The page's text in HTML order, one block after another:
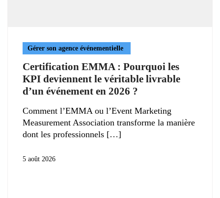
Gérer son agence événementielle
Certification EMMA : Pourquoi les
KPI deviennent le véritable livrable
d’un événement en 2026 ?
Comment l’EMMA ou l’Event Marketing
Measurement Association transforme la manière
dont les professionnels
5 août 2026